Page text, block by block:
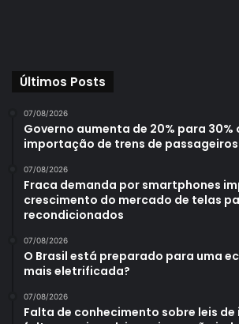
Últimos Posts
07/08/2026
Governo aumenta de 20% para 30%
importação de trens de passageiros
07/08/2026
Fraca demanda por smartphones
crescimento do mercado de telas
recondicionados
07/08/2026
O Brasil está preparado para uma
mais eletrificada?
07/08/2026
Falta de conhecimento sobre leis de